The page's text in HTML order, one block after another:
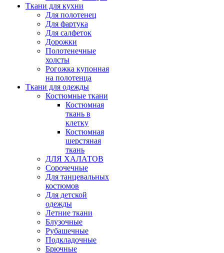
Ткани для кухни
Для полотенец
Для фартука
Для салфеток
Дорожки
Полотенечные
холсты
Рогожка купонная
на полотенца
Ткани для одежды
Костюмные ткани
Костюмная
ткань в
клетку
Костюмная
шерстяная
ткань
ДЛЯ ХАЛАТОВ
Сорочечные
Для танцевальных
костюмов
Для детской
одежды
Летние ткани
Блузочные
Рубашечные
Подкладочные
Брючные